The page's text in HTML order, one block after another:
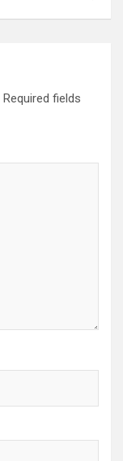
Required fields